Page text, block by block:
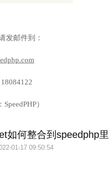
发邮件到：
SpeedPHP）
如何整合到speedphp里
01-17 09:50:54